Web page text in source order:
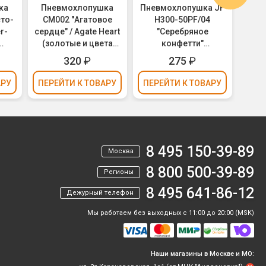
Пневмохлопушка
CM002 "Агатовое
сердце" / Agate Heart
(золотые и цвета
фуксии сердца,
фольга) 30см
320₽
ПЕРЕЙТИ К ТОВАРУ
Пневмохлопушка JF
H300-50PF/04
"Серебряное
конфетти"
(серебряное
конфетти, фольга)
30см
275 ₽
ПЕРЕЙТИ К ТОВАРУ
Москва 8 495 150-39-89
Регионы 8 800 500-39-89
Дежурный телефон 8 495 641-86-12
Мы работаем без выходных с 11:00 до 20:00 (MSK)
Наши магазины в Москве и МО: